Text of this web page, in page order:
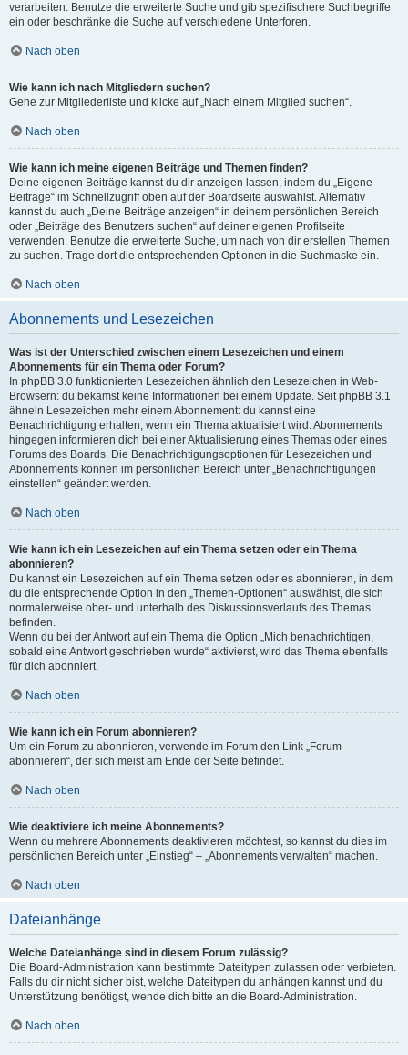
verarbeiten. Benutze die erweiterte Suche und gib spezifischere Suchbegriffe
ein oder beschränke die Suche auf verschiedene Unterforen.
Nach oben
Wie kann ich nach Mitgliedern suchen?
Gehe zur Mitgliederliste und klicke auf „Nach einem Mitglied suchen“.
Nach oben
Wie kann ich meine eigenen Beiträge und Themen finden?
Deine eigenen Beiträge kannst du dir anzeigen lassen, indem du „Eigene
Beiträge“ im Schnellzugriff oben auf der Boardseite auswählst. Alternativ
kannst du auch „Deine Beiträge anzeigen“ in deinem persönlichen Bereich
oder „Beiträge des Benutzers suchen“ auf deiner eigenen Profilseite
verwenden. Benutze die erweiterte Suche, um nach von dir erstellen Themen
zu suchen. Trage dort die entsprechenden Optionen in die Suchmaske ein.
Nach oben
Abonnements und Lesezeichen
Was ist der Unterschied zwischen einem Lesezeichen und einem
Abonnements für ein Thema oder Forum?
In phpBB 3.0 funktionierten Lesezeichen ähnlich den Lesezeichen in Web-
Browsern: du bekamst keine Informationen bei einem Update. Seit phpBB 3.1
ähneln Lesezeichen mehr einem Abonnement: du kannst eine
Benachrichtigung erhalten, wenn ein Thema aktualisiert wird. Abonnements
hingegen informieren dich bei einer Aktualisierung eines Themas oder eines
Forums des Boards. Die Benachrichtigungsoptionen für Lesezeichen und
Abonnements können im persönlichen Bereich unter „Benachrichtigungen
einstellen“ geändert werden.
Nach oben
Wie kann ich ein Lesezeichen auf ein Thema setzen oder ein Thema
abonnieren?
Du kannst ein Lesezeichen auf ein Thema setzen oder es abonnieren, in dem
du die entsprechende Option in den „Themen-Optionen“ auswählst, die sich
normalerweise ober- und unterhalb des Diskussionsverlaufs des Themas
befinden.
Wenn du bei der Antwort auf ein Thema die Option „Mich benachrichtigen,
sobald eine Antwort geschrieben wurde“ aktivierst, wird das Thema ebenfalls
für dich abonniert.
Nach oben
Wie kann ich ein Forum abonnieren?
Um ein Forum zu abonnieren, verwende im Forum den Link „Forum
abonnieren“, der sich meist am Ende der Seite befindet.
Nach oben
Wie deaktiviere ich meine Abonnements?
Wenn du mehrere Abonnements deaktivieren möchtest, so kannst du dies im
persönlichen Bereich unter „Einstieg“ – „Abonnements verwalten“ machen.
Nach oben
Dateianhänge
Welche Dateianhänge sind in diesem Forum zulässig?
Die Board-Administration kann bestimmte Dateitypen zulassen oder verbieten.
Falls du dir nicht sicher bist, welche Dateitypen du anhängen kannst und du
Unterstützung benötigst, wende dich bitte an die Board-Administration.
Nach oben